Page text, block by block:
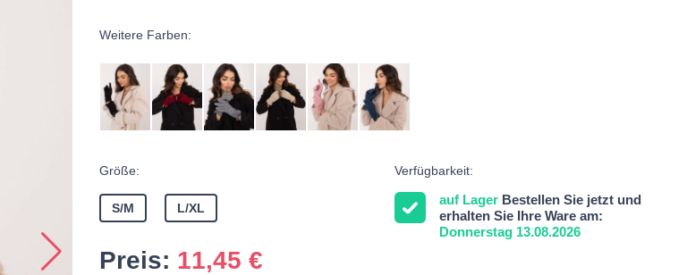
Verfügbarkeit:
auf Lager Bestellen Sie jetzt und
erhalten Sie Ihre Ware am:
Donnerstag 13.08.2026
Weitere Farben:
Größe:
S/M L/XL
Preis: 11,45 €